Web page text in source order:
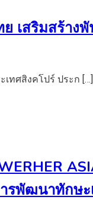
ย เสริมสร้า
เทศสิงคโปร์ ประก […]
รพัฒนาทักษ